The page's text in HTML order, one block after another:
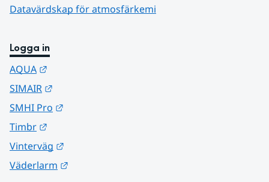
Datavärdskap för atmosfärkemi
Logga in
AQUA
SIMAIR
SMHI Pro
Timbr
Vinterväg
Väderlarm